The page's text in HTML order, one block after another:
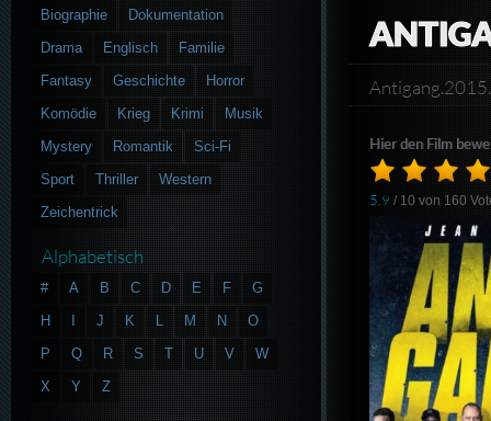
Hier den Film
5.9 / 10 von 160
Biographie
Dokumentation
Drama
Englisch
Familie
Fantasy
Geschichte
Horror
Komödie
Krieg Krimi
Musik
Mystery
Romantik
Sci-Fi
Sport
Thriller
Western
Zeichentrick
Alphabetisch
# A B C D E F
G
H
J K L M N
O
P
Q R S T U V
W
X
Y Z